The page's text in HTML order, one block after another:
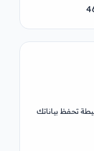
تحفظ بياناتك